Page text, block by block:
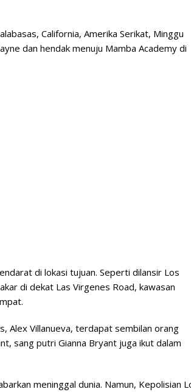
California, Amerika Serikat, Minggu
dan hendak menuju Mamba Academy di
di lokasi tujuan. Seperti dilansir Los
di dekat Las Virgenes Road, kawasan
Alex Villanueva, terdapat sembilan orang
sang putri Gianna Bryant juga ikut dalam
meninggal dunia. Namun, Kepolisian